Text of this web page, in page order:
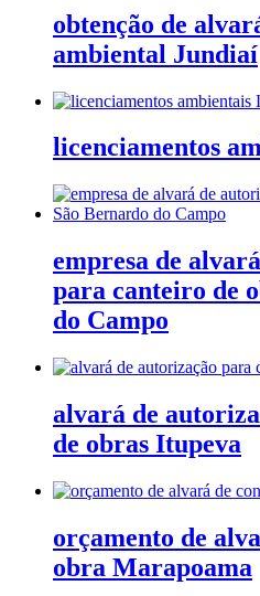
obtenção de
ambiental Jundiaí
licenciamentos
empresa de
para canteiro de
do Campo
alvará de
de obras Itupeva
orçamento de
obra Marapoama